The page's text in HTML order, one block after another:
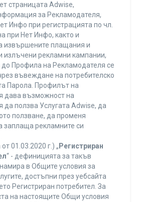
страницата Adwise,
за Рекламодателя,
Инфо при регистрацията по чл.
при Нет Инфо, както и
извършените плащания и
излъчени рекламни кампании,
Профила на Рекламодателя се
въвеждане на потребителско
Парола. Профилът на
дава възможност на
да ползва Услугата Adwise, да
ползване, да променя
заплаща рекламните си
01.03.2020 г.) „ Регистриран
“ - дефиницията за такъв
в Общите условия за
достъпни през уебсайта
Регистриран потребител. За
на настоящите Общи условия